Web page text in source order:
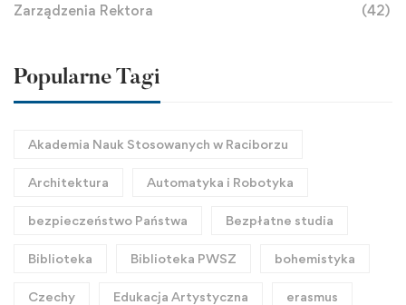
Zarządzenia Rektora (42)
Popularne Tagi
Akademia Nauk Stosowanych w Raciborzu
Architektura Automatyka i Robotyka
bezpieczeństwo Państwa Bezpłatne studia
Biblioteka Biblioteka PWSZ bohemistyka
Czechy Edukacja Artystyczna erasmus